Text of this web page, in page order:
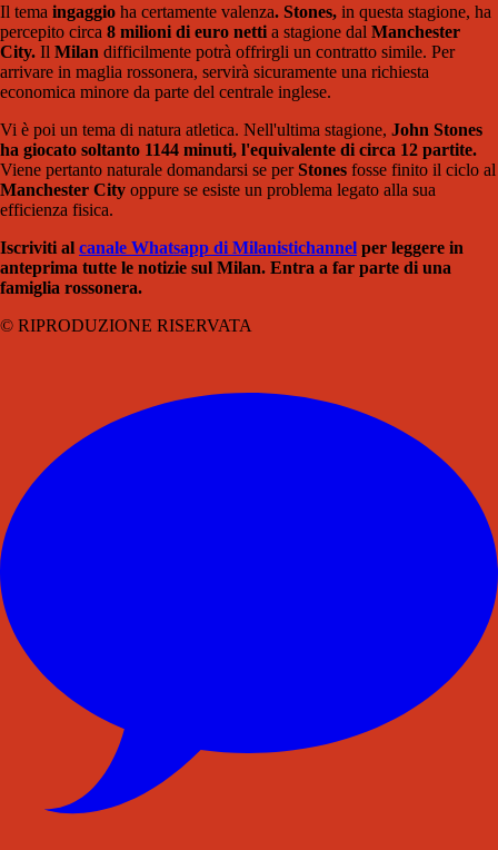
Il tema ingaggio ha certamente valenza. Stones, in questa stagione, ha
percepito circa 8 milioni di euro netti a stagione dal Manchester
City. Il Milan difficilmente potrà offrirgli un contratto simile. Per
arrivare in maglia rossonera, servirà sicuramente una richiesta
economica minore da parte del centrale inglese.
Vi è poi un tema di natura atletica. Nell'ultima stagione, John Stones
ha giocato soltanto 1144 minuti, l'equivalente di circa 12 partite.
Viene pertanto naturale domandarsi se perStones fosse finito il ciclo al
Manchester City oppure se esiste un problema legato alla sua
efficienza fisica.
Iscriviti al canale Whatsapp di Milanistichannel per leggere in
anteprima tutte le notizie sul Milan. Entra a far parte di una
famiglia rossonera.
© RIPRODUZIONE RISERVATA